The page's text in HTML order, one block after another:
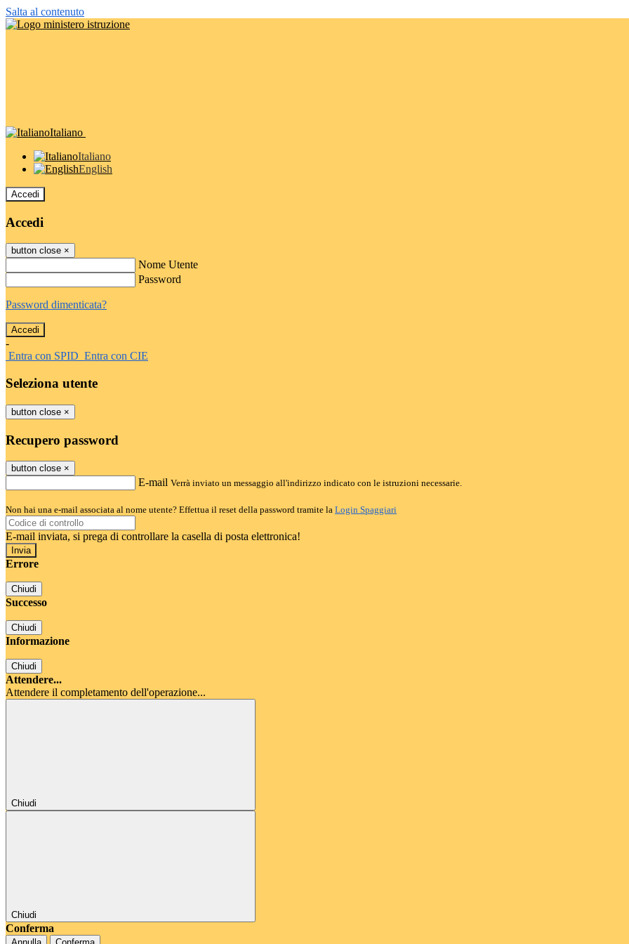
Salta al contenuto
Italiano
Italiano
English
Accedi
Accedi
button close ×
Nome Utente
Password
Password dimenticata?
-
Entra con SPID Entra con CIE
Seleziona utente
button close ×
Recupero password
button close ×
E-mail Verrà inviato un messaggio all'indirizzo indicato con le istruzioni necessarie.
Non hai una e-mail associata al nome utente? Effettua il reset della password tramite la Login Spaggiari
E-mail inviata, si prega di controllare la casella di posta elettronica!
Errore
Chiudi
Successo
Chiudi
Informazione
Chiudi
Attendere...
Attendere il completamento dell'operazione...
Chiudi
Chiudi
Conferma